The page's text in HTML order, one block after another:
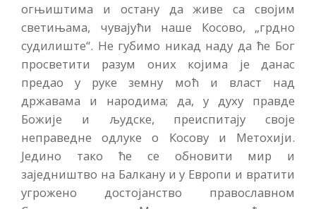
огњиштима и остану да живе са својим
светињама, чувајући наше Косово, „грдно
судилиште“. Не губимо никад наду да ће Бог
просветити разум оних којима је данас
предао у руке земну моћ и власт над
државама и народима; да, у духу правде
Божије и људске, преиспитају своје
неправедне одлуке о Косову и Метохији.
Једино тако ће се обновити мир и
заједништво на Балкану и у Европи и вратити
угрожено достојанство православном